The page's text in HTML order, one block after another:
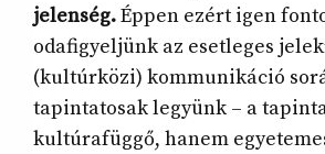
jelenség.Éppen ezért igen
odafigyeljünk az esetleges
(kultúrközi) kommunikáció
tapintatosak legyünk – a
kultúrafüggő, hanem